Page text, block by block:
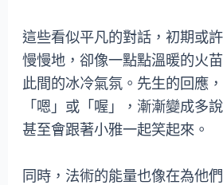
這些看似平凡的對話，初期或
慢慢地，卻像一點點溫暖的火
此間的冰冷氣氛。先生的回應
「嗯」或「喔」，漸漸變成多
甚至會跟著小雅一起笑起來。
同時，法術的能量也像在為他